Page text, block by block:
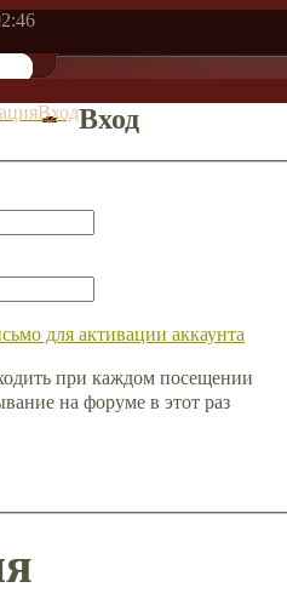
ВходВход
для активации аккаунта
при каждом посещении
на форуме в этот раз